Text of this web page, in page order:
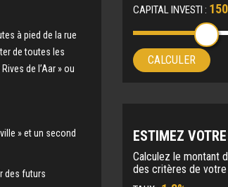
à pied de la rue
de toutes les
de l’Aar » ou
» et un second
des futurs
CAPITAL INVESTI :
CALCULER
ESTIMEZ
Calculez le montant
des critères de